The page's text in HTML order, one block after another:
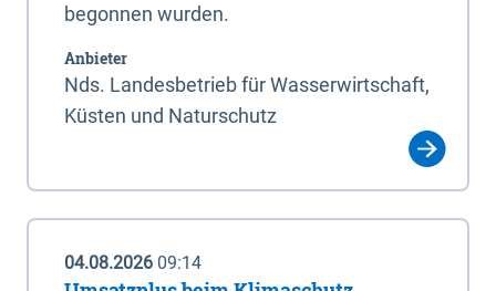
begonnen wurden.
Anbieter
Nds. Landesbetrieb für Wasserwirtschaft,
Küsten und Naturschutz
04.08.2026 09:14